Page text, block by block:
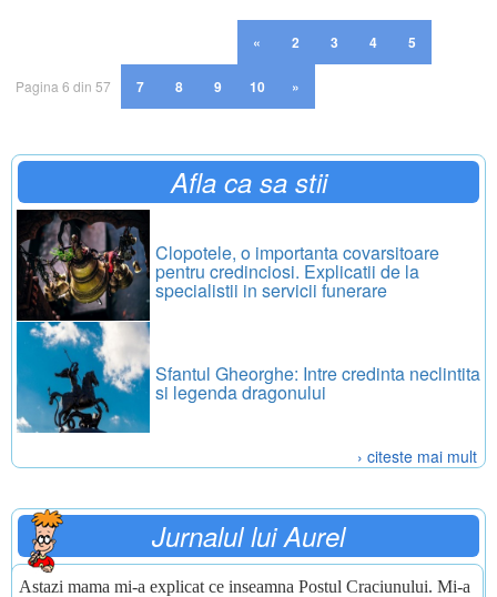
« 2 3 4 5
Pagina 6 din 57 7 8 9 10 »
Afla ca sa stii
Clopotele, o importanta covarsitoare
pentru credinciosi. Explicatii de la
specialistii in servicii funerare
Sfantul Gheorghe: Intre credinta neclintita
si legenda dragonului
› citeste mai mult
Jurnalul lui Aurel
Astazi mama mi-a explicat ce inseamna Postul Craciunului. Mi-a